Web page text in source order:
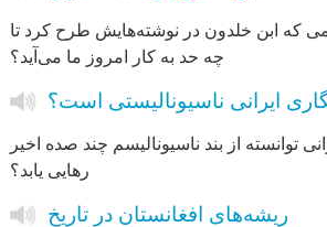
که ابن خلدون در نوشته‌هایش طرح کرد تا
چه حد به کار امروز ما می‌آید؟
ایرانی ناسیونالیستی است؟
توانسته از بند ناسیونالیسم چند صده‌ اخیر
رهایی یابد؟
ریشه‌های افغانستان در تاریخ